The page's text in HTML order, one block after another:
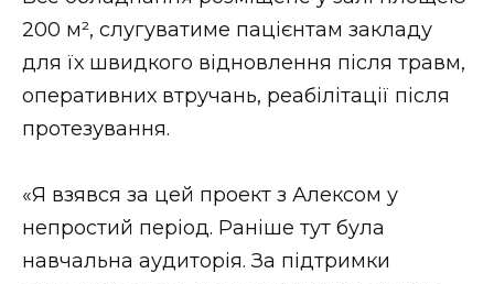
ФОТО
200 м², слугуватиме пацієнтам закладу
для їх швидкого відновлення після травм,
оперативних втручань, реабілітації після
протезування.
«Я взявся за цей проект з Алексом у
непростий період. Раніше тут була
навчальна аудиторія. За підтримки